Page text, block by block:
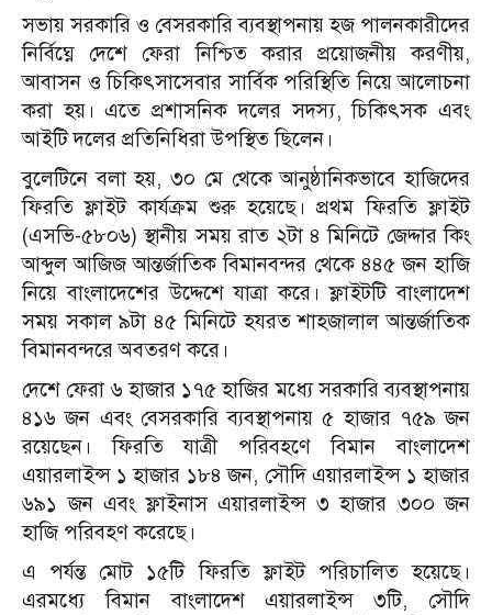
সভায় সরকারি ও বেসরকারি ব্যবস্থাপনায় হজ পালনকারীদের
নির্বিঘ্নে দেশে ফেরা নিশ্চিত করার প্রয়োজনীয় করণীয়,
আবাসন ও চিকিৎসাসেবার সার্বিক পরিস্থিতি নিয়ে আলোচনা
করা হয়। এতে প্রশাসনিক দলের সদস্য, চিকিৎসক এবং
আইটি দলের প্রতিনিধিরা উপস্থিত ছিলেন।
বুলেটিনে বলা হয়, ৩০ মে থেকে আনুষ্ঠানিকভাবে হাজিদের
ফিরতি ফ্লাইট কার্যক্রম শুরু হয়েছে। প্রথম ফিরতি ফ্লাইট
(এসভি-৫৮০৬) স্থানীয় সময় রাত ২টা ৪ মিনিটে জেদ্দার কিং
আব্দুল আজিজ আন্তর্জাতিক বিমানবন্দর থেকে ৪৪৫ জন হাজি
নিয়ে বাংলাদেশের উদ্দেশে যাত্রা করে। ফ্লাইটটি বাংলাদেশ
সময় সকাল ৯টা ৪৫ মিনিটে হযরত শাহজালাল আন্তর্জাতিক
বিমানবন্দরে অবতরণ করে।
দেশে ফেরা ৬ হাজার ১৭৫ হাজির মধ্যে সরকারি ব্যবস্থাপনায়
৪১৬ জন এবং বেসরকারি ব্যবস্থাপনায় ৫ হাজার ৭৫৯ জন
রয়েছেন। ফিরতি যাত্রী পরিবহণে বিমান বাংলাদেশ
এয়ারলাইন্স ১ হাজার ১৮৪ জন, সৌদি এয়ারলাইন্স ১ হাজার
৬৯১ জন এবং ফ্লাইনাস এয়ারলাইন্স ৩ হাজার ৩০০ জন
হাজি পরিবহণ করেছে।
এ পর্যন্ত মোট ১৫টি ফিরতি ফ্লাইট পরিচালিত হয়েছে।
এরমধ্যে বিমান বাংলাদেশ এয়ারলাইন্স ৩টি, সৌদি